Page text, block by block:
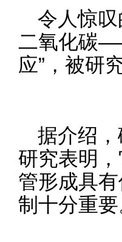
令人惊
二氧化碳
应”，被研
据介绍
研究表明
管形成具
制十分重要